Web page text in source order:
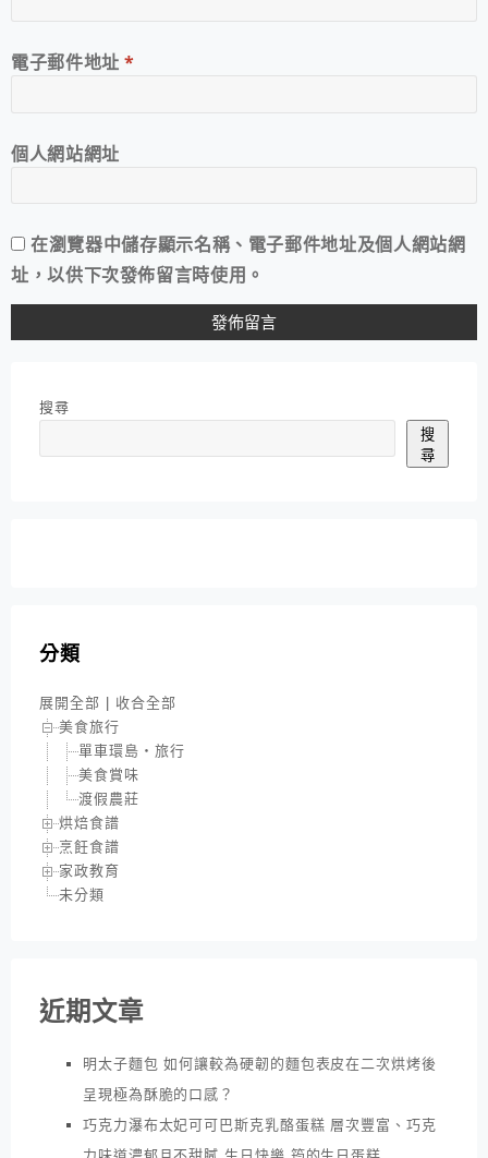
電子郵件地址*
個人網站網址
在瀏覽器中儲存顯示名稱、電子郵件地址及個人網站網
址，以供下次發佈留言時使用。
搜尋
搜
尋
分類
展開全部
收合全部
美食旅行
單車環島‧旅行
美食賞味
渡假農莊
烘焙食譜
烹飪食譜
家政教育
未分類
近期文章
明太子麵包 如何讓較為硬韌的麵包表皮在二次烘烤後
呈現極為酥脆的口感？
巧克力瀑布太妃可可巴斯克乳酪蛋糕 層次豐富、巧克